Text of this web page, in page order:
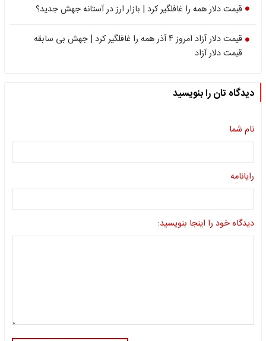
قیمت دلار همه را غافلگیر کرد | بازار ارز در آستانه جهش جدید؟
قیمت دلار آزاد امروز ۴ آذر همه را غافلگیر کرد | جهش بی سابقه
قیمت دلار آزاد
دیدگاه تان را بنویسید
نام شما
رایانامه
دیدگاه خود را اینجا بنویسید: